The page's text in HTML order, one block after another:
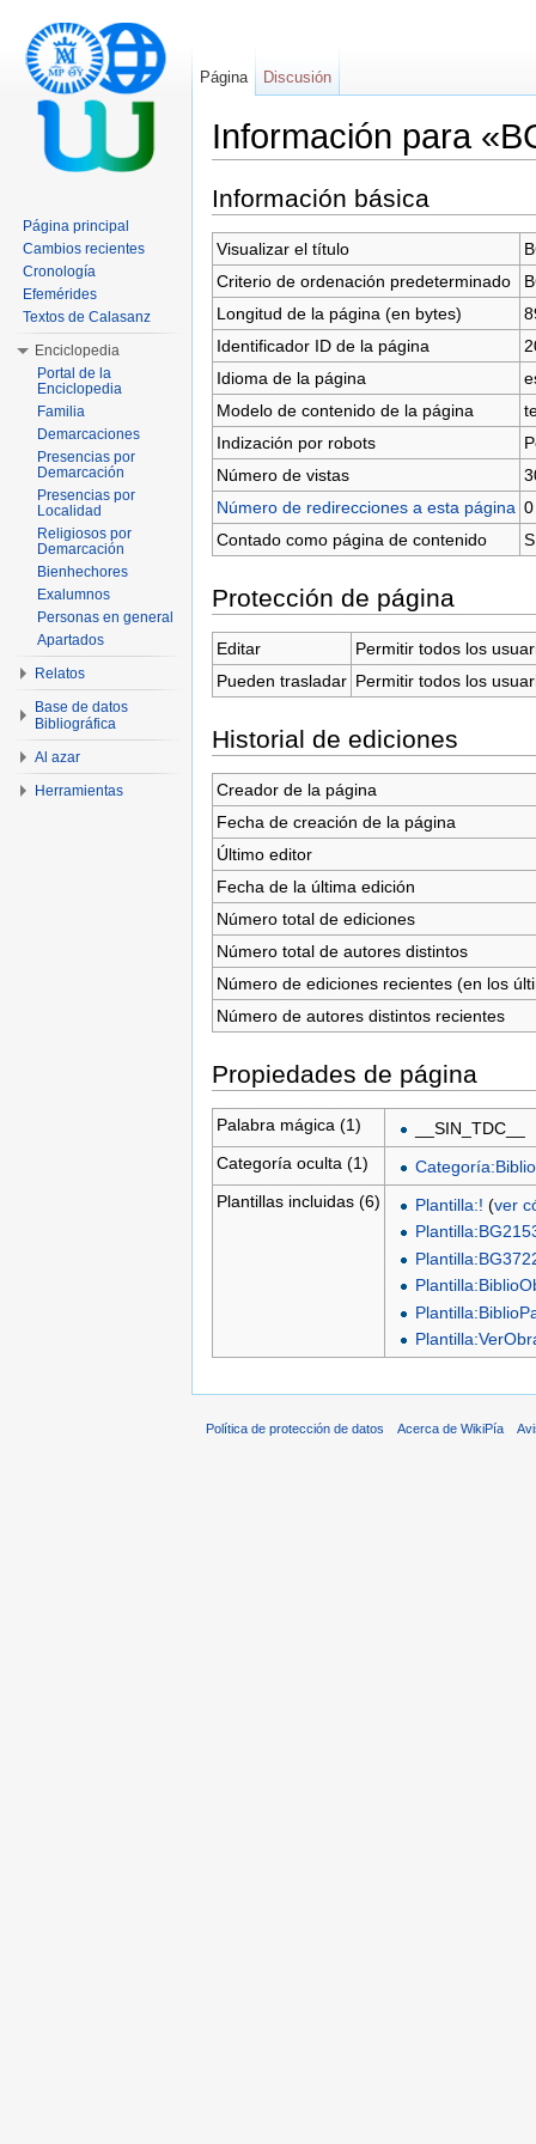
Información para
Información básica
Visualizar el título
Criterio de ordenación predeterminado
Longitud de la página (en bytes)
Identificador ID de la página
Idioma de la página
Modelo de contenido de la página
Indización por robots
Número de vistas
Número de redirecciones a esta página 0
Contado como página de contenido
Protección de página
Editar
Permitir todos los
Pueden trasladar Permitir todos los
Historial de ediciones
Creador de la página
Fecha de creación de la página
Último editor
Fecha de la última edición
Número total de ediciones
Número total de autores distintos
Número de ediciones recientes (en los
Número de autores distintos recientes
Propiedades de página
Palabra mágica (1)
__SIN_TDC__
Categoría oculta (1)
Plantillas incluidas (6)
Plantilla:! (ver
Página Discusión
Página principal
Cambios recientes
Cronología
Efemérides
Textos de Calasanz
Enciclopedia
Portal de la
Enciclopedia
Familia
Demarcaciones
Presencias por
Demarcación
Presencias por
Localidad
Religiosos por
Demarcación
Bienhechores
Exalumnos
Personas en general
Apartados
Relatos
Base de datos
Bibliográfica
Al azar
Herramientas
Política de protección de datos Acerca de WikiPía